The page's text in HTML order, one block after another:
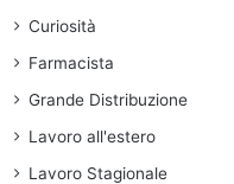
Curiosità
Farmacista
Grande Distribuzione
Lavoro all'estero
Lavoro Stagionale